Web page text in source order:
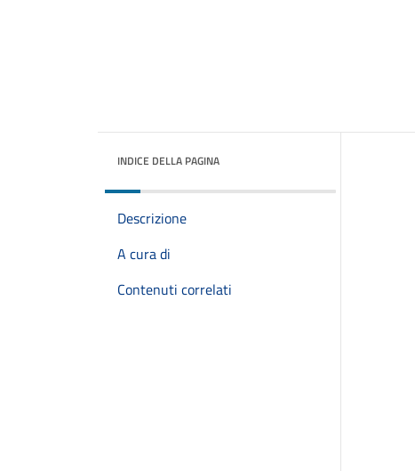
INDICE DELLA PAGINA
Descrizione
A cura di
Contenuti correlati